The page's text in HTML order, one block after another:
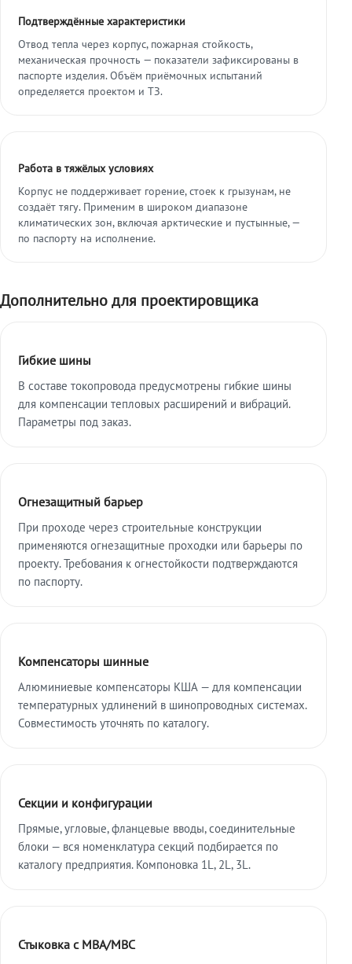
Подтверждённые характеристики
Отвод тепла через корпус, пожарная стойкость,
механическая прочность — показатели зафиксированы в
паспорте изделия. Объём приёмочных испытаний
определяется проектом и ТЗ.
Работа в тяжёлых условиях
Корпус не поддерживает горение, стоек к грызунам, не
создаёт тягу. Применим в широком диапазоне
климатических зон, включая арктические и пустынные, —
по паспорту на исполнение.
Дополнительно для проектировщика
Гибкие шины
В составе токопровода предусмотрены гибкие шины
для компенсации тепловых расширений и вибраций.
Параметры под заказ.
Огнезащитный барьер
При проходе через строительные конструкции
применяются огнезащитные проходки или барьеры по
проекту. Требования к огнестойкости подтверждаются
по паспорту.
Компенсаторы шинные
Алюминиевые компенсаторы КША — для компенсации
температурных удлинений в шинопроводных системах.
Совместимость уточнять по каталогу.
Секции и конфигурации
Прямые, угловые, фланцевые вводы, соединительные
блоки — вся номенклатура секций подбирается по
каталогу предприятия. Компоновка 1L, 2L, 3L.
Стыковка с МВА/МВС